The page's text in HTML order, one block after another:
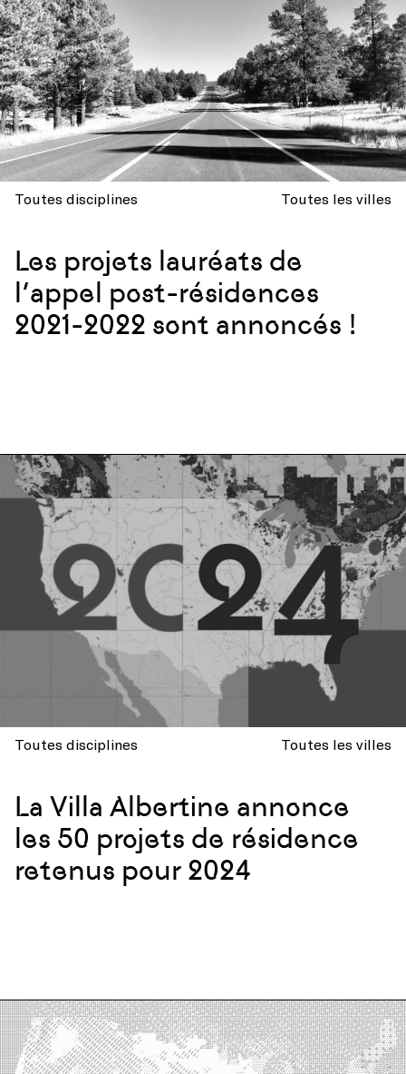
Toutes disciplines Toutes les villes
Les projets lauréats de
l’appel post-résidences
2021-2022 sont annoncés !
Toutes disciplines Toutes les villes
La Villa Albertine annonce
les 50 projets de résidence
retenus pour 2024